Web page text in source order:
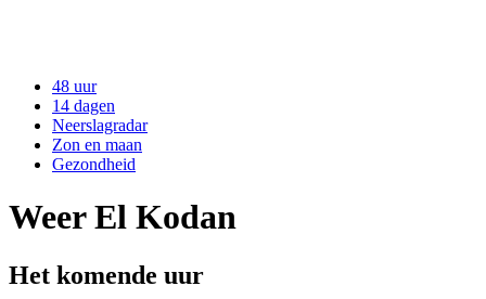
48 uur
14 dagen
Neerslagradar
Zon en maan
Gezondheid
Weer El Kodan
Het komende uur